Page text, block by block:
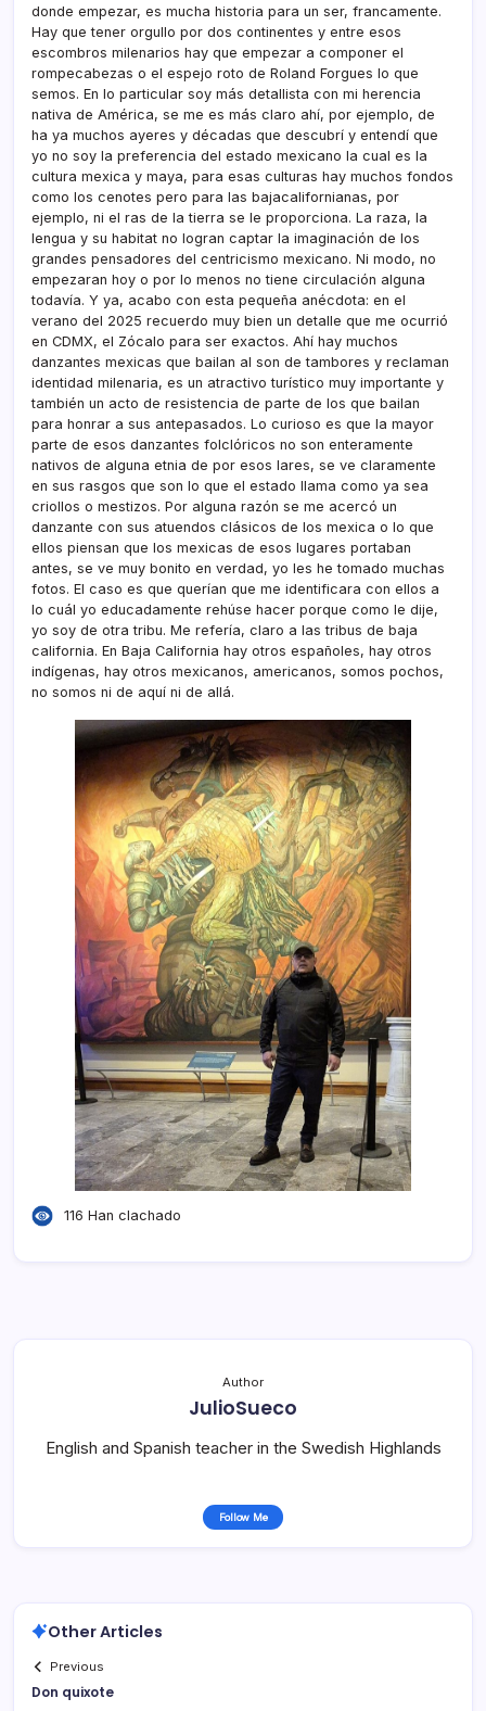
donde empezar, es mucha historia para un ser, francamente.
Hay que tener orgullo por dos continentes y entre esos
escombros milenarios hay que empezar a componer el
rompecabezas o el espejo roto de Roland Forgues lo que
semos. En lo particular soy más detallista con mi herencia
nativa de América, se me es más claro ahí, por ejemplo, de
ha ya muchos ayeres y décadas que descubrí y entendí que
yo no soy la preferencia del estado mexicano la cual es la
cultura mexica y maya, para esas culturas hay muchos fondos
como los cenotes pero para las bajacalifornianas, por
ejemplo, ni el ras de la tierra se le proporciona. La raza, la
lengua y su habitat no logran captar la imaginación de los
grandes pensadores del centricismo mexicano. Ni modo, no
empezaran hoy o por lo menos no tiene circulación alguna
todavía. Y ya, acabo con esta pequeña anécdota: en el
verano del 2025 recuerdo muy bien un detalle que me ocurrió
en CDMX, el Zócalo para ser exactos. Ahí hay muchos
danzantes mexicas que bailan al son de tambores y reclaman
identidad milenaria, es un atractivo turístico muy importante y
también un acto de resistencia de parte de los que bailan
para honrar a sus antepasados. Lo curioso es que la mayor
parte de esos danzantes folclóricos no son enteramente
nativos de alguna etnia de por esos lares, se ve claramente
en sus rasgos que son lo que el estado llama como ya sea
criollos o mestizos. Por alguna razón se me acercó un
danzante con sus atuendos clásicos de los mexica o lo que
ellos piensan que los mexicas de esos lugares portaban
antes, se ve muy bonito en verdad, yo les he tomado muchas
fotos. El caso es que querían que me identificara con ellos a
lo cuál yo educadamente rehúse hacer porque como le dije,
yo soy de otra tribu. Me refería, claro a las tribus de baja
california. En Baja California hay otros españoles, hay otros
indígenas, hay otros mexicanos, americanos, somos pochos,
no somos ni de aquí ni de allá.
116 Han clachado
Author
JulioSueco
English and Spanish teacher in the Swedish Highlands
Follow Me
Other Articles
Previous
Don quixote